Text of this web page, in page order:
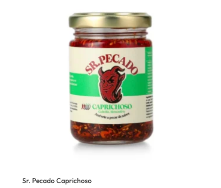
Sr. Pecado Caprichoso